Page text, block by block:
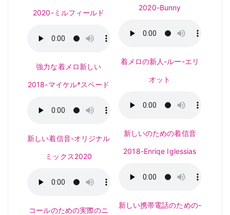
2020-ミルフィールド
強力な着メロ新しい
2018-マイケル*スペード
新しい着信音-オリジナル
ミックス2020
コールのための実際のニ
2020-Bunny
着メロの新人-ルー-エリ
オット
新しいのための着信音
2018-Enriqe Iglessias
新しい携帯電話のための-